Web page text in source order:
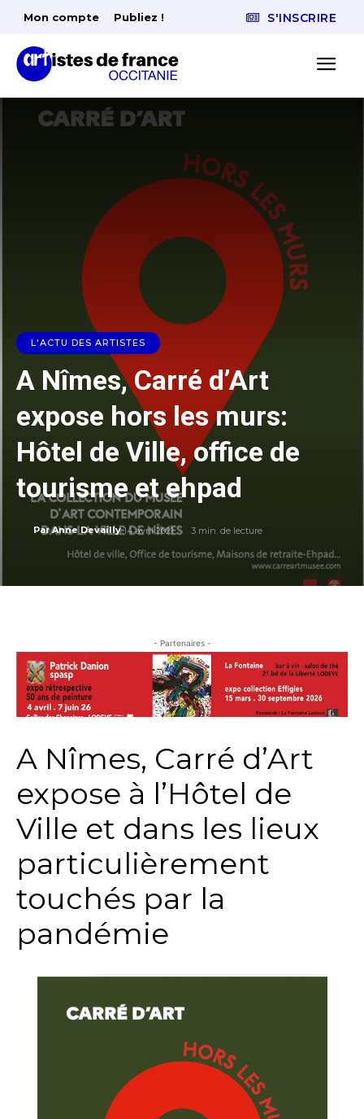
Mon compte Publiez ! S'INSCRIRE
L'ACTU DES ARTISTES
A Nîmes, Carré d’Art
expose hors les murs:
Hôtel de Ville, office de
tourisme et ehpad
Par Anne Devailly 14 avril 2021 3 min. de lecture
- Partenaires -
A Nîmes, Carré d’Art
expose à l’Hôtel de
Ville et dans les lieux
particulièrement
touchés par la
pandémie